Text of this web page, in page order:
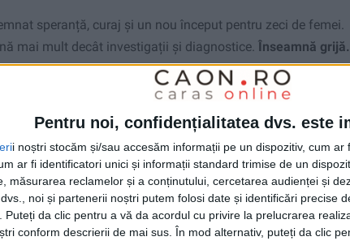
Pentru noi, confidențialitatea dvs. este
i noștri stocăm și/sau accesăm informații pe un dispozitiv, cum
ar fi identificatori unici și informații standard trimise de un
măsurarea reclamelor și a conținutului, cercetarea audienței și
noi și partenerii noștri putem folosi date și identificări precise
Puteți da clic pentru a vă da acordul cu privire la prelucrarea
conform descrierii de mai sus. În mod alternativ, puteți da clic
speranță, curaj și un nou început pentru zeci de femei.
mai mult decât investigații și diagnostice. Înseamnă grijă.
empatie,prevenție și dorințasinceră de a salva vieți